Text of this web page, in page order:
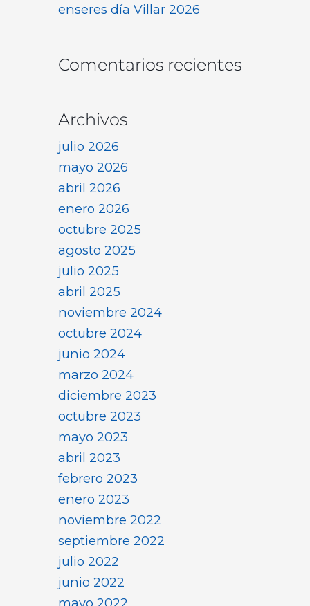
enseres día Villar 2026
Comentarios recientes
Archivos
julio 2026
mayo 2026
abril 2026
enero 2026
octubre 2025
agosto 2025
julio 2025
abril 2025
noviembre 2024
octubre 2024
junio 2024
marzo 2024
diciembre 2023
octubre 2023
mayo 2023
abril 2023
febrero 2023
enero 2023
noviembre 2022
septiembre 2022
julio 2022
junio 2022